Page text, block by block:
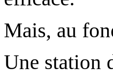
Mais, au
Une station